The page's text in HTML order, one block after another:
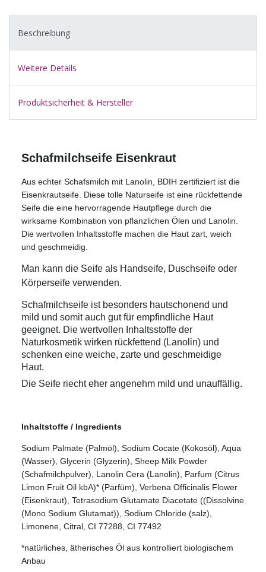
Beschreibung
Weitere Details
Produktsicherheit & Hersteller
Schafmilchseife Eisenkraut
Aus echter Schafsmilch mit Lanolin, BDIH zertifiziert ist die
Eisenkrautseife. Diese tolle Naturseife ist eine rückfettende
Seife die eine hervorragende Hautpflege durch die
wirksame Kombination von pflanzlichen Ölen und Lanolin.
Die wertvollen Inhaltsstoffe machen die Haut zart, weich
und geschmeidig.
Man kann die Seife als Handseife, Duschseife oder
Körperseife verwenden.
Schafmilchseife ist besonders hautschonend und
mild und somit auch gut für empfindliche Haut
geeignet. Die wertvollen Inhaltsstoffe der
Naturkosmetik wirken rückfettend (Lanolin) und
schenken eine weiche, zarte und geschmeidige
Haut.
Die Seife riecht eher angenehm mild und unauffällig.
Inhaltstoffe / Ingredients
Sodium Palmate (Palmöl), Sodium Cocate (Kokosöl), Aqua
(Wasser), Glycerin (Glyzerin), Sheep Milk Powder
(Schafmilchpulver), Lanolin Cera (Lanolin), Parfum (Citrus
Limon Fruit Oil kbA)* (Parfüm), Verbena Officinalis Flower
(Eisenkraut), Tetrasodium Glutamate Diacetate ((Dissolvine
(Mono Sodium Glutamat)), Sodium Chloride (salz),
Limonene, Citral, CI 77288, CI 77492
*natürliches, ätherisches Öl aus kontrolliert biologischem
Anbau